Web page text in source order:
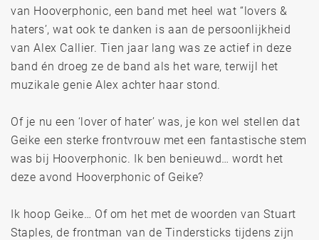
van Hooverphonic, een band met heel wat “lovers &
haters’, wat ook te danken is aan de persoonlijkheid
van Alex Callier. Tien jaar lang was ze actief in deze
band én droeg ze de band als het ware, terwijl het
muzikale genie Alex achter haar stond.
Of je nu een ‘lover of hater’ was, je kon wel stellen dat
Geike een sterke frontvrouw met een fantastische stem
was bij Hooverphonic. Ik ben benieuwd… wordt het
deze avond Hooverphonic of Geike?
Ik hoop Geike… Of om het met de woorden van Stuart
Staples, de frontman van de Tindersticks tijdens zijn